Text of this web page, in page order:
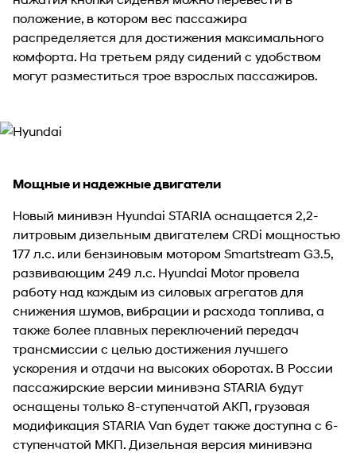
положение, в котором вес пассажира
распределяется для достижения максимального
комфорта. На третьем ряду сидений с удобством
могут разместиться трое взрослых пассажиров.
Мощные и надежные двигатели
Новый минивэн Hyundai STARIA оснащается 2,2-
литровым дизельным двигателем CRDi мощностью
177 л.с. или бензиновым мотором Smartstream G3.5,
развивающим 249 л.с. Hyundai Motor провела
работу над каждым из силовых агрегатов для
снижения шумов, вибрации и расхода топлива, а
также более плавных переключений передач
трансмиссии с целью достижения лучшего
ускорения и отдачи на высоких оборотах. В России
пассажирские версии минивэна STARIA будут
оснащены только 8-ступенчатой АКП, грузовая
модификация STARIA Van будет также доступна с 6-
ступенчатой МКП. Дизельная версия минивэна